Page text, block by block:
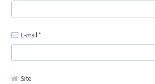
E-mail*
Site